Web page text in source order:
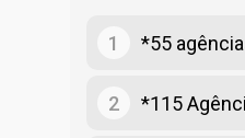
1 *55
2 *115